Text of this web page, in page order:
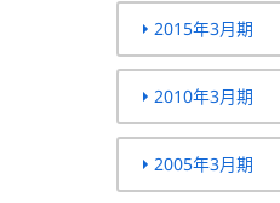
2015年3月期
2010年3月期
2005年3月期